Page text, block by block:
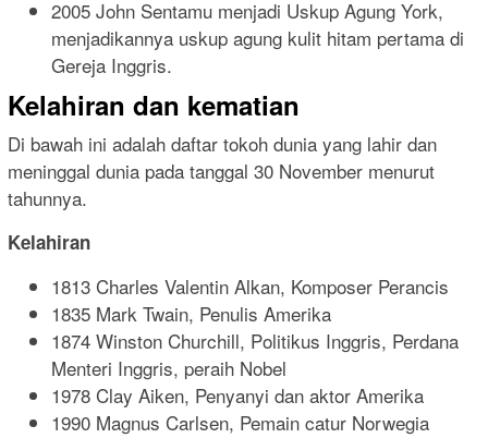
2005 John Sentamu menjadi Uskup Agung York,
menjadikannya uskup agung kulit hitam pertama di
Gereja Inggris.
Kelahiran dan kematian
Di bawah ini adalah daftar tokoh dunia yang lahir dan
meninggal dunia pada tanggal 30 November menurut
tahunnya.
Kelahiran
1813 Charles Valentin Alkan, Komposer Perancis
1835 Mark Twain, Penulis Amerika
1874 Winston Churchill, Politikus Inggris, Perdana
Menteri Inggris, peraih Nobel
1978 Clay Aiken, Penyanyi dan aktor Amerika
1990 Magnus Carlsen, Pemain catur Norwegia